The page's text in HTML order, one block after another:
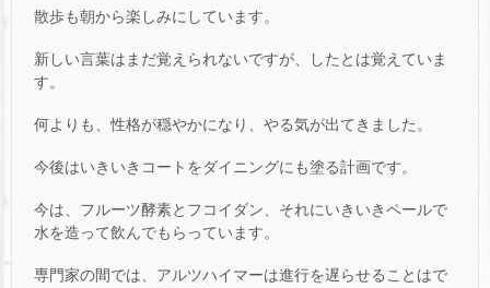
散歩も朝から楽しみにしています。
新しい言葉はまだ覚えられないですが、したとは覚えていま
す。
何よりも、性格が穏やかになり、やる気が出てきました。
今後はいきいきコートをダイニングにも塗る計画です。
今は、フルーツ酵素とフコイダン、それにいきいきペールで
水を造って飲んでもらっています。
専門家の間では、アルツハイマーは進行を遅らせることはで